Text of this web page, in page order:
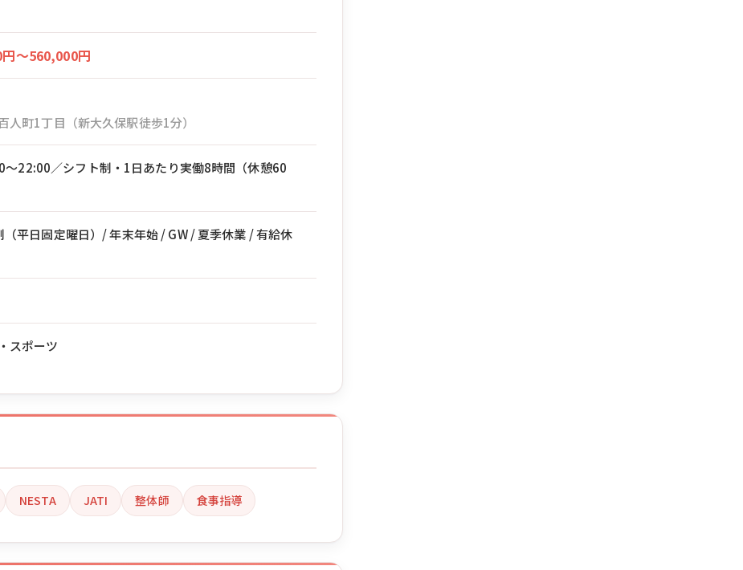
〜560,000円
人町1丁目（新大久保駅徒歩1分）
〜22:00／シフト制・1日あたり実働8時間（休憩60
平日固定曜日）/ 年末年始 / GW / 夏季休業 / 有給休
スポーツ
NESTA JATI 整体師 食事指導